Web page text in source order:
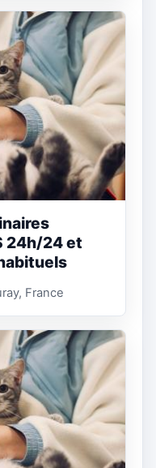
24h/24 et
France